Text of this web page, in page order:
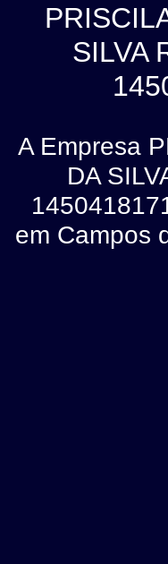
SILVA
A Empresa
DA
em Campos